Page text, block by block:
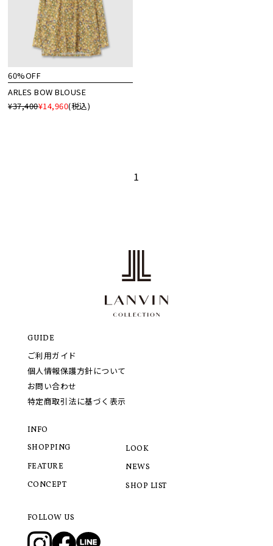
60%OFF
ARLES BOW BLOUSE
¥37,400¥14,960(税込)
1
GUIDE
ご利用ガイド
個人情報保護方針について
お問い合わせ
特定商取引法に基づく表示
INFO
SHOPPING
FEATURE
CONCEPT
LOOK
NEWS
SHOP LIST
FOLLOW US